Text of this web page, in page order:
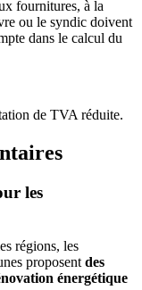
fournitures, à la
ou le syndic doivent
dans le calcul du
de TVA réduite.
les
régions, les
proposent des
énergétique